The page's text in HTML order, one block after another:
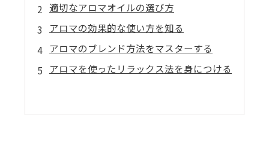
適切なアロマオイルの選び方
アロマの効果的な使い方を知る
アロマのブレンド方法をマスターする
アロマを使ったリラックス法を身につける